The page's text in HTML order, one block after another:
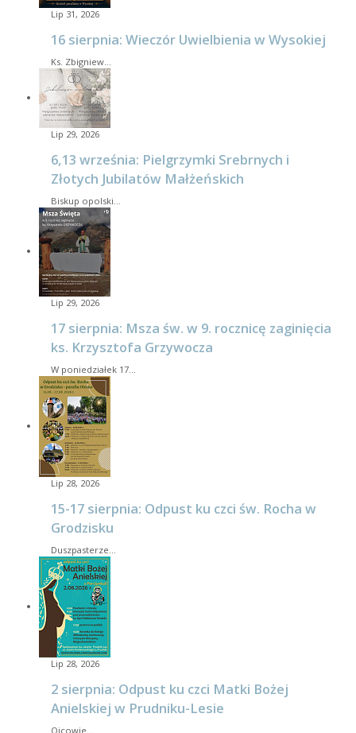
Lip 31, 2026
16 sierpnia: Wieczór Uwielbienia w Wysokiej
Ks. Zbigniew…
Lip 29, 2026
6,13 września: Pielgrzymki Srebrnych i
Złotych Jubilatów Małżeńskich
Biskup opolski…
Lip 29, 2026
17 sierpnia: Msza św. w 9. rocznicę zaginięcia
ks. Krzysztofa Grzywocza
W poniedziałek 17…
Lip 28, 2026
15-17 sierpnia: Odpust ku czci św. Rocha w
Grodzisku
Duszpasterze…
Lip 28, 2026
2 sierpnia: Odpust ku czci Matki Bożej
Anielskiej w Prudniku-Lesie
Ojcowie…